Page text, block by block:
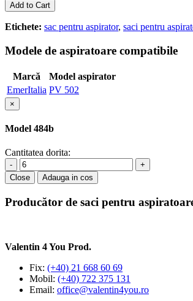
Add to Cart
Etichete: sac pentru aspirator, saci pentru
Modele de aspiratoare compatibile
Marcă
Model aspirator
EmerItalia PV 502
×
Model 484b
Cantitatea dorita:
-
+
Close
Adauga in cos
Producător de saci pentru
Valentin 4 You Prod.
Fix: (+40) 21 668 60 69
Mobil: (+40) 722 375 131
Email: office@valentin4you.ro